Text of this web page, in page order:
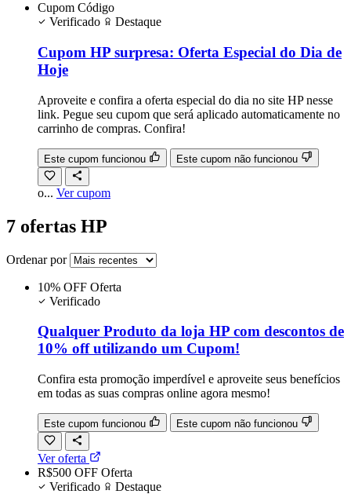
Cupom Código
Verificado
Destaque
Cupom HP surpresa: Oferta Especial do Dia de
Hoje
Aproveite e confira a oferta especial do dia no site HP nesse
link. Pegue seu cupom que será aplicado automaticamente no
carrinho de compras. Confira!
Este cupom funcionou Este cupom não funcionou
o... Ver cupom
7 ofertas HP
Ordenar por
10% OFF Oferta
Verificado
Qualquer Produto da loja HP com descontos de
10% off utilizando um Cupom!
Confira esta promoção imperdível e aproveite seus benefícios
em todas as suas compras online agora mesmo!
Este cupom funcionou Este cupom não funcionou
Ver oferta
R$500 OFF Oferta
Verificado
Destaque